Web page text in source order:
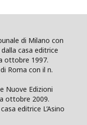
di Milano con
casa editrice
ottobre 1997.
Roma con il n.
Nuove Edizioni
ottobre 2009.
editrice L’Asino